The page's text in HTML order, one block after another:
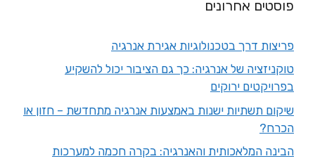
פוסטים אחרונים
פריצות דרך בטכנולוגיות אגירת אנרגיה
טוקניזציה של אנרגיה: כך גם הציבור יכול להשקיע
בפרויקטים ירוקים
שיקום תשתיות ישנות באמצעות אנרגיה מתחדשת – חזון או
הכרח?
הבינה המלאכותית והאנרגיה: בקרה חכמה למערכות